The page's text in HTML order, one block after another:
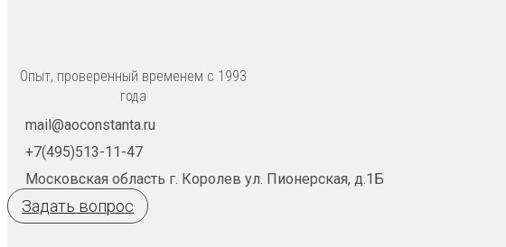
Опыт, проверенный временем с 1993
года
mail@aoconstanta.ru
+7(495)513-11-47
Московская область г. Королев ул. Пионерская, д.1Б
Задать вопрос